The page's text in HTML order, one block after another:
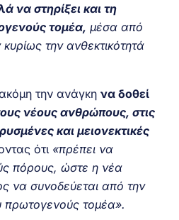
να στηρίξει και τη
τομέα, μέσα από
την ανθεκτικότητά
την ανάγκη να δοθεί
νέους ανθρώπους, στις
και μειονεκτικές
ότι «πρέπει να
πόρους, ώστε η νέα
να συνοδεύεται από την
πρωτογενούς τομέα».